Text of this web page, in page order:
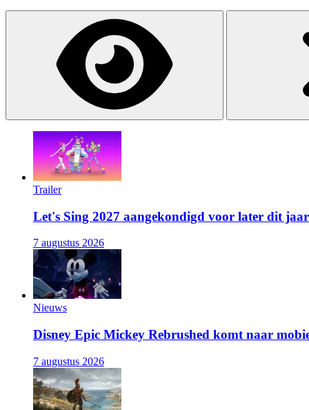
Trailer
Let's Sing 2027 aangekondigd voor later dit jaar
7 augustus 2026
Nieuws
Disney Epic Mickey Rebrushed komt naar
7 augustus 2026